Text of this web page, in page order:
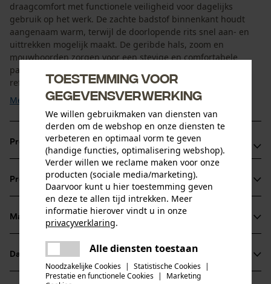
draagcomfort met functionele veiligheid voor dagelijks
gebruik op het werk. De zachte badstof binnenkant houdt
aangenaam warm, terwijl de doorlopende rits snel aan- en
uittrekken mogelijk maakt. De geribde hals, zoom en
mouwboorden zorgen voor een stevige en comfortabele
pasvorm. Warmtegeperste reflecterende strepen en extra
reflectiestrepen ...
Meer tonen
Productvoordelen
• Gecertificeerde signaalkleding voor meer veiligheid op het
werk
• Extra reflectiestrepen op de schouders voor verbeterde 360°-
• Warmtegeperste reflecterende strepen zonder storende
naden voor extra comfort
• Zachte binnenkant voor aangenaam werken, ook op koelere
dagen
Productinformatie
Productdetails
Mouwtype
Lange mouwen
Materiaal & onderhoud
Materiaal
Datasheets
Gegevensblad fabrikant (PDF)
Toestemming voor
gegevensverwerking
We willen gebruikmaken van diensten van
derden om de webshop en onze diensten te
verbeteren en optimaal vorm te geven
(handige functies, optimalisering webshop).
Verder willen we reclame maken voor onze
producten (sociale media/marketing).
Daarvoor kunt u hier toestemming geven
en deze te allen tijd intrekken. Meer
informatie hierover vindt u in onze
privacyverklaring.
Alle diensten toestaan
Noodzakelijke Cookies | Statistische Cookies |
Prestatie en functionele Cookies |
Marketing
Er is een fout opgetreden. Gelieve
het opnieuw te proberen.
delen
mail